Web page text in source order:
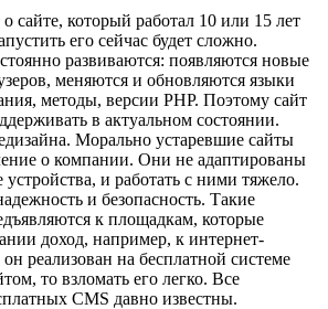
сайте, который работал 10 или 15 лет
его сейчас будет сложно.
развиваются: появляются новые
меняются и обновляются языки
методы, версии PHP. Поэтому сайт
в актуальном состоянии.
Морально устаревшие сайты
о компании. Они не адаптированы
и работать с ними тяжело.
и безопасность. Такие
к площадкам, которые
доход, например, к интернет-
реализован на бесплатной системе
то взломать его легко. Все
CMS давно известны.